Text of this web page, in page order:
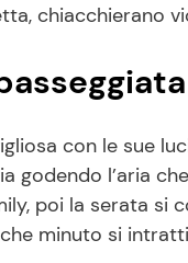
chiacchierano
con le sue
godendo l’aria
poi la serata si
minuto si